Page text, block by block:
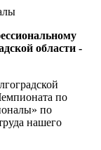
области -
по
по
нашего